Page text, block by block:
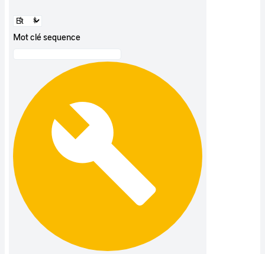
Mot clé sequence